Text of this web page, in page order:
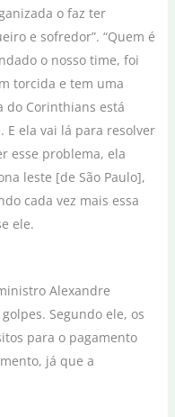
o faz ter
e sofredor”. “Quem é
o nosso time, foi
torcida e tem uma
do Corinthians está
ela vai lá para resolver
esse problema, ela
leste [de São Paulo],
cada vez mais essa
ele.
Alexandre
Segundo ele, os
para o pagamento
já que a